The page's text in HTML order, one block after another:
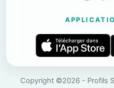
Copyright ©2026 - Profils